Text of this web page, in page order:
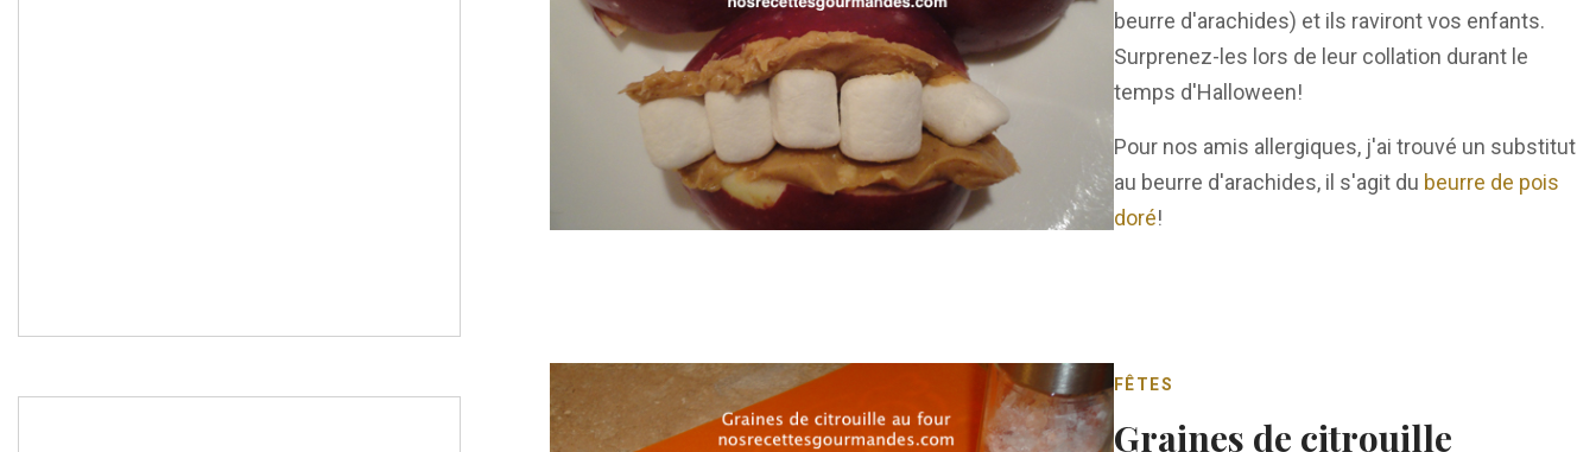
beurre d'arachides) et ils raviront vos enfants.
Surprenez-les lors de leur collation durant le
temps d'Halloween!
Pour nos amis allergiques, j'ai trouvé un substitut
au beurre d'arachides, il s'agit du beurre de pois
doré!
FÊTES
Graines de citrouille